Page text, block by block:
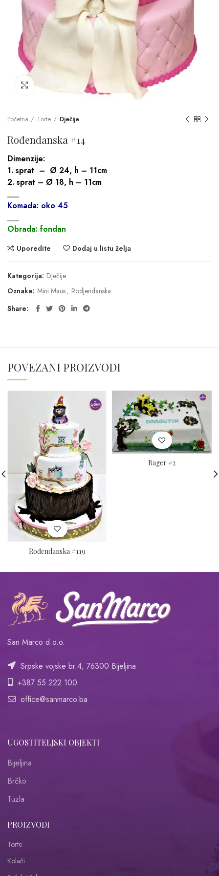
Click to enlarge
Početna Torte Dječije
Rođendanska #14
Dimenzije:
1. sprat – Ø 24, h – 11cm
2. sprat – Ø 18, h – 11cm
___
Komada: oko 45
Obrada: fondan
Uporedite Dodaj u listu želja
Kategorija: Dječije
Oznake: Mini Maus, Rodjendanska
Share
POVEZANI PROIZVODI
Rođendanska #119
Bager #2
San Marco d.o.o.
Srpske vojske br.4, 76300 Bijeljina
+387 55 222 100
office@sanmarco.ba
UGOSTITELJSKI OBJEKTI
Bijeljina
Brčko
Tuzla
PROIZVODI
Torte
Kolači